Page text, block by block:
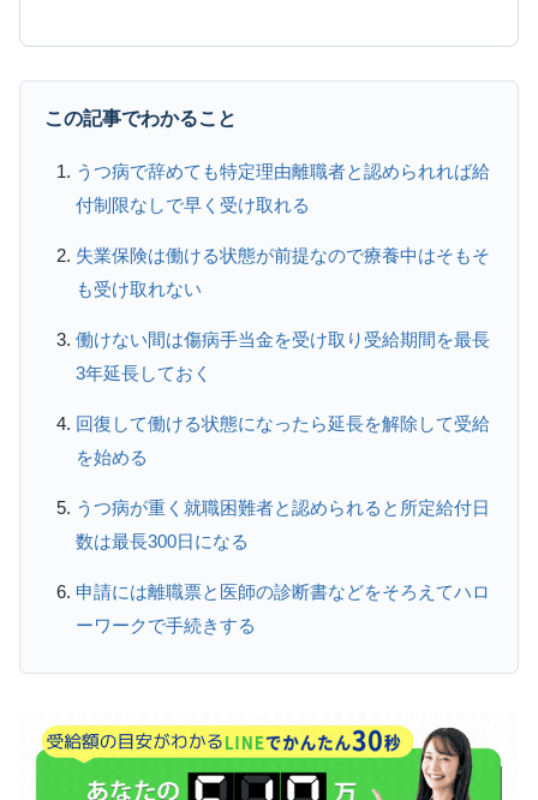
この記事でわかること
うつ病で辞めても特定理由離職者と認められれば給
付制限なしで早く受け取れる
失業保険は働ける状態が前提なので療養中はそもそ
も受け取れない
働けない間は傷病手当金を受け取り受給期間を最長
3年延長しておく
回復して働ける状態になったら延長を解除して受給
を始める
うつ病が重く就職困難者と認められると所定給付日
数は最長300日になる
申請には離職票と医師の診断書などをそろえてハロ
ーワークで手続きする